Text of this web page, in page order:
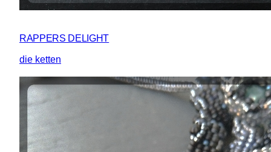
RAPPERS DELIGHT
die ketten